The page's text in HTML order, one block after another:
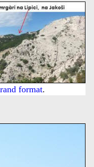
format.